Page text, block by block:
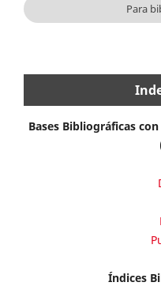
Para
Bases Bibliográficas
Índices